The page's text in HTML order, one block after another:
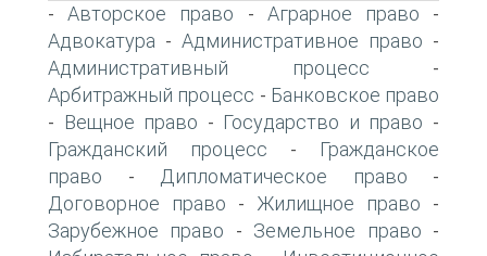
-Авторское право - Аграрное право -
Адвокатура - Административное право -
Административный процесс -
Арбитражный процесс - Банковское право
- Вещное право - Государство и право -
Гражданский процесс -
Гражданское
право - Дипломатическое право -
Договорное право - Жилищное право -
Зарубежное право - Земельное право -